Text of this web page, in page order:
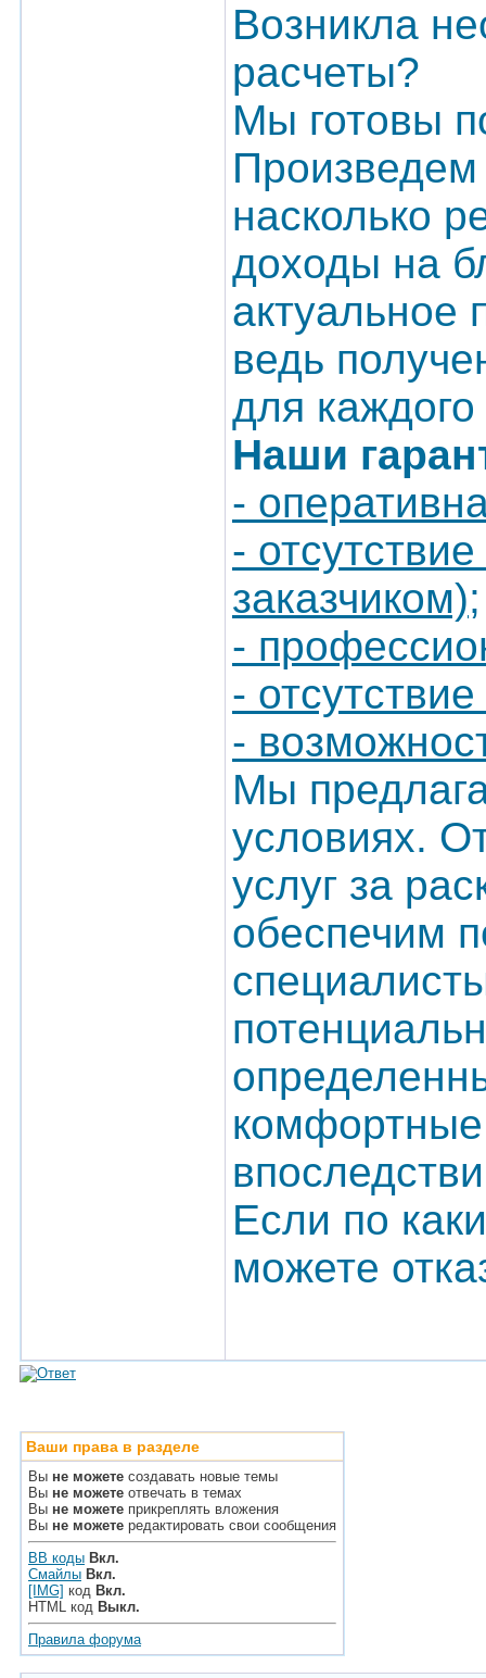
Возникла
расчеты?
Мы готовы
Произведем
насколько
доходы на
актуальное
ведь
для
Наши
-
-
заказчиком);
-
-
-
Мы
условиях.
услуг за
обеспечим
Если по
можете
Ваши права в разделе
Вы не можете создавать новые темы
Вы не можете отвечать в темах
Вы не можете прикреплять вложения
Вы не можете редактировать свои сообщения
BB коды Вкл.
Смайлы Вкл.
[IMG] код Вкл.
HTML код Выкл.
Правила форума